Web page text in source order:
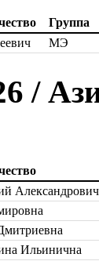
Группа
МЭ
/
Александрович
Ильинична